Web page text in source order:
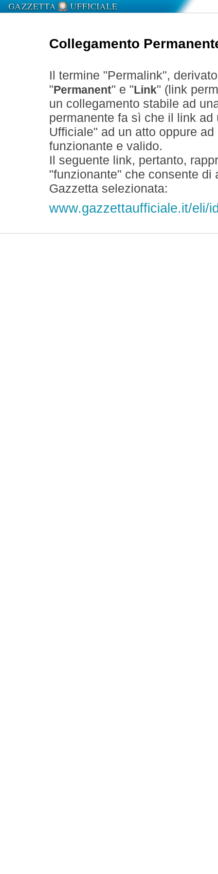
Collegamento
Il termine "Permalink",
" Permanent" e " Link" (link
un collegamento stabile ad
permanente fa sì che il link
Ufficiale" ad un atto oppure
funzionante e valido.
Il seguente link, pertanto,
"funzionante" che consente
Gazzetta selezionata:
www.gazzettaufficiale.it/eli/